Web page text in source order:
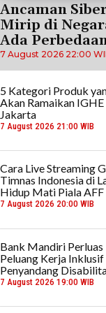
Ancaman
Mirip di
Ada
7 August 2026 22:00
5 Kategori Produk
Akan Ramaikan
Jakarta
7 August 2026 21:00 WIB
Cara Live Streaming
Timnas Indonesia di
Hidup Mati Piala
7 August 2026 20:00 WIB
Bank Mandiri Perluas
Peluang Kerja
Penyandang
7 August 2026 19:00 WIB